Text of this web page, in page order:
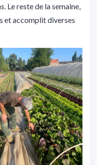
Le reste de la semaine,
et accomplit diverses